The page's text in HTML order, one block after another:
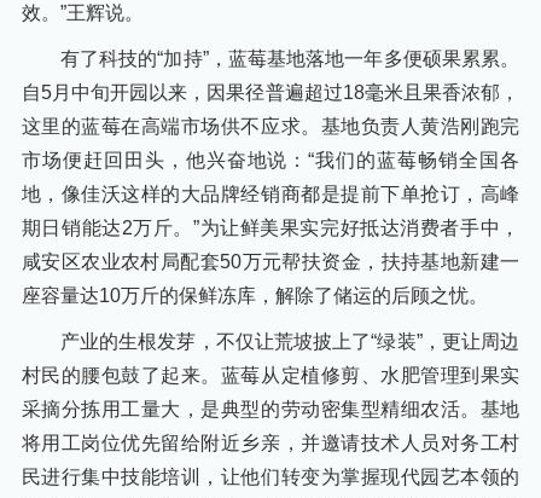
效。”王辉说。
有了科技的“加持”，蓝莓基地落地一年多便硕果累累。
自5月中旬开园以来，因果径普遍超过18毫米且果香浓郁，
这里的蓝莓在高端市场供不应求。基地负责人黄浩刚跑完
市场便赶回田头，他兴奋地说：“我们的蓝莓畅销全国各
地，像佳沃这样的大品牌经销商都是提前下单抢订，高峰
期日销能达2万斤。”为让鲜美果实完好抵达消费者手中，
咸安区农业农村局配套50万元帮扶资金，扶持基地新建一
座容量达10万斤的保鲜冻库，解除了储运的后顾之忧。
产业的生根发芽，不仅让荒坡披上了“绿装”，更让周边
村民的腰包鼓了起来。蓝莓从定植修剪、水肥管理到果实
采摘分拣用工量大，是典型的劳动密集型精细农活。基地
将用工岗位优先留给附近乡亲，并邀请技术人员对务工村
民进行集中技能培训，让他们转变为掌握现代园艺本领的